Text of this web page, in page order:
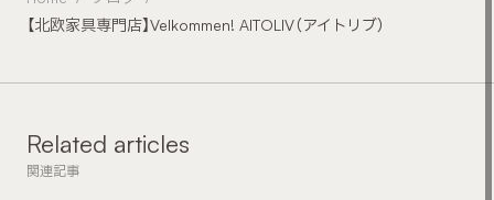
【北欧家具専門店】Velkommen! AITOLIV（アイトリブ）
関連記事
Related articles